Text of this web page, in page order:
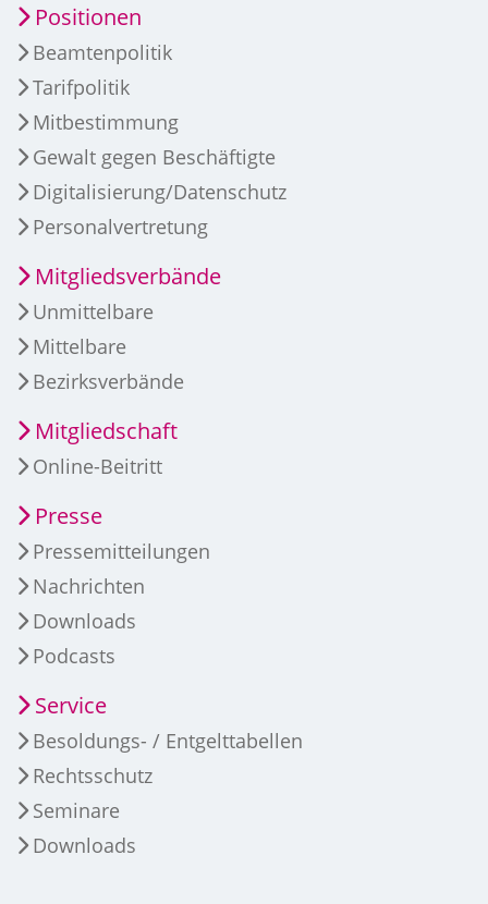
Positionen
Beamtenpolitik
Tarifpolitik
Mitbestimmung
Gewalt gegen Beschäftigte
Digitalisierung/Datenschutz
Personalvertretung
Mitgliedsverbände
Unmittelbare
Mittelbare
Bezirksverbände
Mitgliedschaft
Online-Beitritt
Presse
Pressemitteilungen
Nachrichten
Downloads
Podcasts
Service
Besoldungs- / Entgelttabellen
Rechtsschutz
Seminare
Downloads